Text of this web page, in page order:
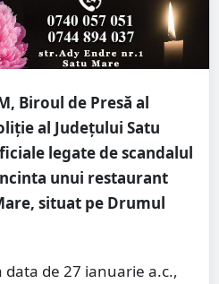
Biroul de Presă al
al Județului Satu
legate de scandalul
unui restaurant
situat pe Drumul
de 27 ianuarie a.c.,